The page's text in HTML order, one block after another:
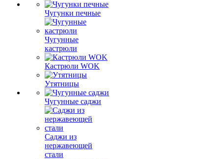
Чугунки печные
Чугунные
кастрюли
Кастрюли WOK
Утятницы
Чугунные саджи
Саджи из
нержавеющей
стали